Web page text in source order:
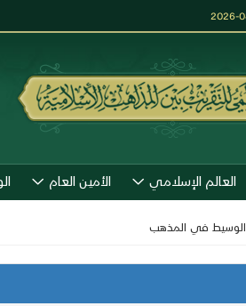
العالم الإسلامي الأمين العام
الوسيط في المذهب